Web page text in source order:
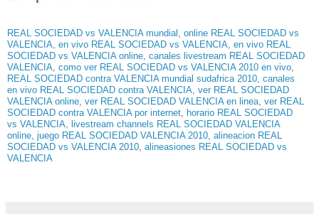
REAL SOCIEDAD vs VALENCIA mundial , online REAL SOCIEDAD vs
VALENCIA, en vivo REAL SOCIEDAD vs VALENCIA, en vivo REAL
SOCIEDAD vs VALENCIA online, canales livestream REAL SOCIEDAD
VALENCIA, como ver REAL SOCIEDAD vs VALENCIA 2010 en vivo,
REAL SOCIEDAD contra VALENCIA mundial sudafrica 2010, canales
en vivo REAL SOCIEDAD contra VALENCIA, ver REAL SOCIEDAD
VALENCIA online, ver REAL SOCIEDAD VALENCIA en linea, ver REAL
SOCIEDAD contra VALENCIA por internet, horario REAL SOCIEDAD
vs VALENCIA, livestream channels REAL SOCIEDAD VALENCIA
online, juego REAL SOCIEDAD VALENCIA 2010, alineacion REAL
SOCIEDAD vs VALENCIA 2010, alineasiones REAL SOCIEDAD vs
VALENCIA